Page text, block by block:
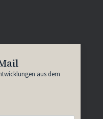
aus dem